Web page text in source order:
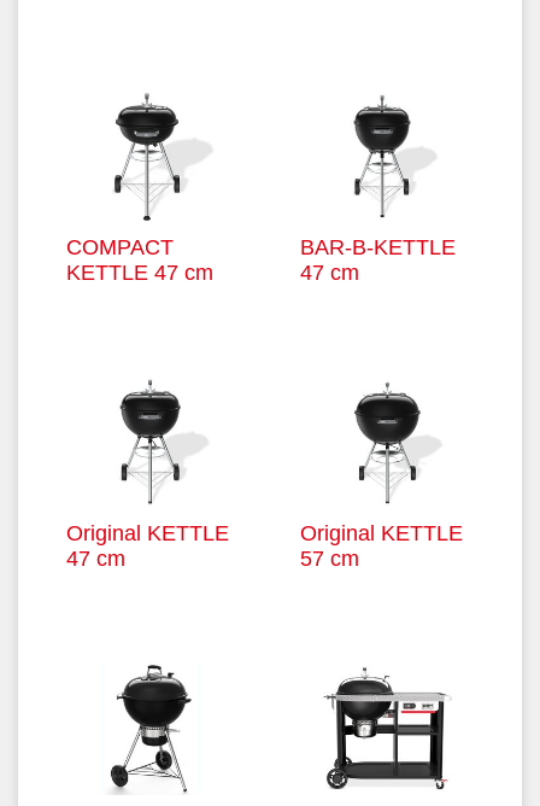
COMPACT
KETTLE 47 cm
BAR-B-KETTLE
47 cm
Original KETTLE
47 cm
Original KETTLE
57 cm